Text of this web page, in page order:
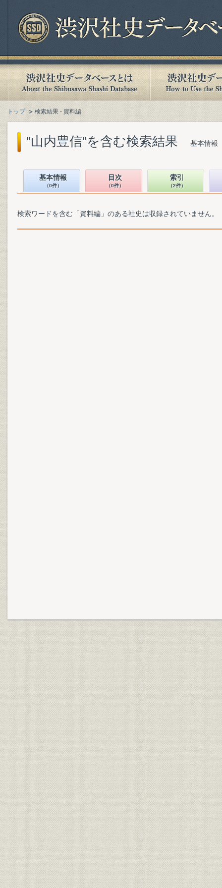
トップ 検索結果 - 資料編
"山内豊信"を含む検索結果 基本情報
基本情報
（0件）
目次
（0件）
索引
（2件）
検索ワードを含む「資料編」のある社史は収録されていません。